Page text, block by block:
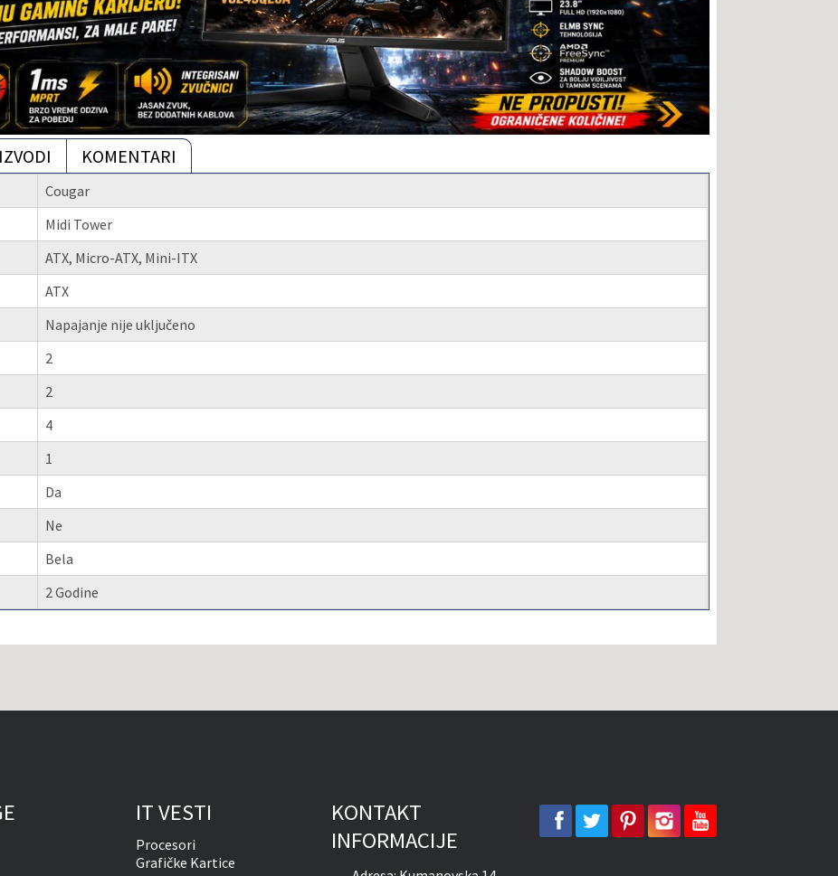
KOMENTARI
Cougar
Midi Tower
ATX, Micro-ATX, Mini-ITX
ATX
Napajanje nije uključeno
2
2
4
1
Da
Ne
Bela
2 Godine
IT VESTI
Procesori
Grafičke Kartice
KONTAKT
INFORMACIJE
facebooktwitter pinterestinstagramyoutube